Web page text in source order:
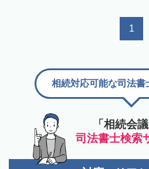
1
「相続会
司法書士検索
相続対応可能な司法書